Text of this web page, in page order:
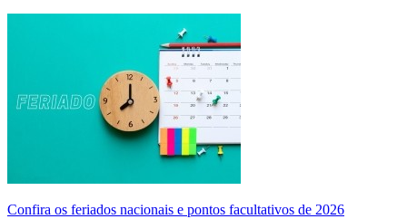
Confira os feriados nacionais e pontos facultativos de 2026